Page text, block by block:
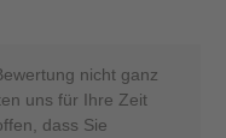
nicht ganz
uns für Ihre Zeit
dass Sie